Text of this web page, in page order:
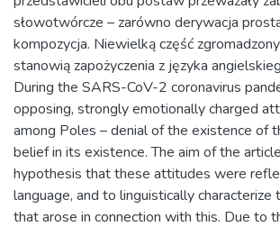
słowotwórcze – zarówno derywacja
kompozycja. Niewielką część
stanowią zapożyczenia z języka
During the SARS-CoV-2 coronavirus
opposing, strongly emotionally charged
among Poles – denial of the existence of
belief in its existence. The aim of the
hypothesis that these attitudes were
language, and to linguistically characterize
that arose in connection with this. Due to